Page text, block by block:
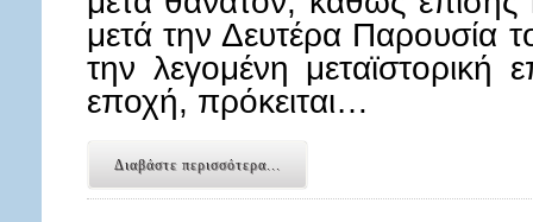
μετά την Δευτέρα Παρουσία
την λεγομένη μεταϊστορική
εποχή, πρόκειται…
Διαβάστε περισσότερα...